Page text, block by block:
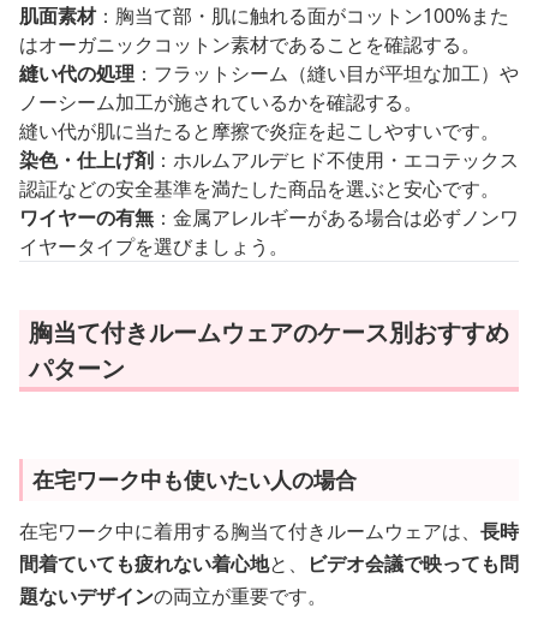
肌面素材：胸当て部・肌に触れる面がコットン100%また
はオーガニックコットン素材であることを確認する。
縫い代の処理 ：フラットシーム（縫い目が平坦な加工）や
ノーシーム加工が施されているかを確認する。
縫い代が肌に当たると摩擦で炎症を起こしやすいです。
染色・仕上げ剤 ：ホルムアルデヒド不使用・エコテックス
認証などの安全基準を満たした商品を選ぶと安心です。
ワイヤーの有無 ：金属アレルギーがある場合は必ずノンワ
イヤータイプを選びましょう。
胸当て付きルームウェアのケース別おすすめ
パターン
在宅ワーク中も使いたい人の場合
在宅ワーク中に着用する胸当て付きルームウェアは、 長時
間着ていても疲れない着心地と、
ビデオ会議で映っても問
題ないデザインの両立が重要です。